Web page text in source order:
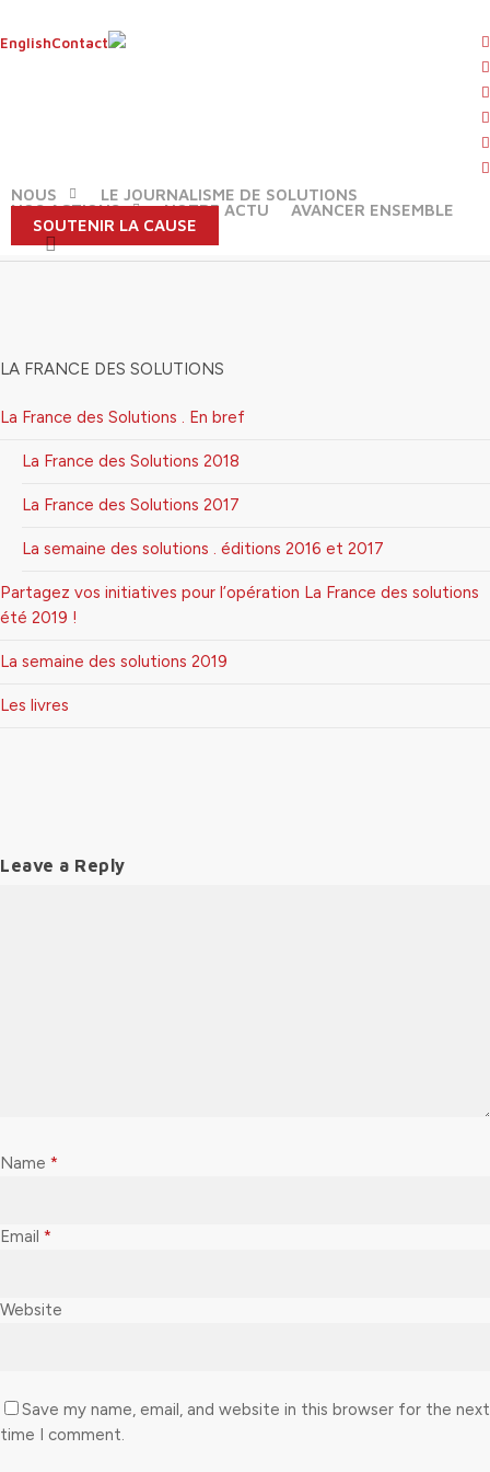
to
EnglishContact
NOUS
LE JOURNALISME DE SOLUTIONS
NOS ACTIONS
NOTRE ACTU
AVANCER ENSEMBLE
SOUTENIR LA CAUSE
search
l’isolement
LA FRANCE DES SOLUTIONS
La France des Solutions . En bref
La France des Solutions 2018
La France des Solutions 2017
La semaine des solutions . éditions 2016 et 2017
Partagez vos initiatives pour l’opération La France des solutions
été 2019 !
La semaine des solutions 2019
Les livres
Leave a Reply
Name *
Email *
Website
Save my name, email, and website in this browser for the next
time I comment.